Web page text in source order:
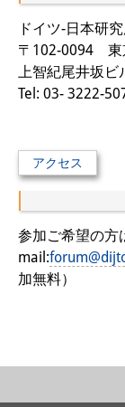
その他
出版物
出版活
ビデオ
DIJ モ
DIJ ワ
DIJ ニ
ポッド
ドイツ-日本研
〒102-0094 東
上智紀尾井坂ビ
Tel: 03- 3222-
アクセス
参加ご希望の方
mail:
加無料）